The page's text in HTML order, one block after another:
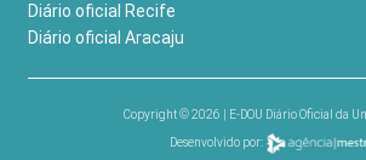
Diário oficial Recife
Diário oficial Aracaju
Copyright © 2026 | E-DOU Diário Oficial da
Desenvolvido por: